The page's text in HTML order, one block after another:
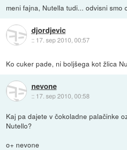
meni fajna, Nutella tudi... odvisni smo
djordjevic
:: 17. sep 2010, 00:57
Ko cuker pade, ni boljšega kot žlica
nevone
:: 17. sep 2010, 00:58
Kaj pa dajete v čokoladne palačinke
Nutello?
o+ nevone